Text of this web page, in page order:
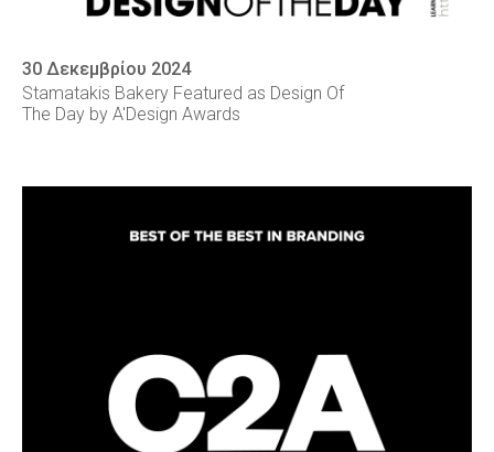
30 Δεκεμβρίου 2024
Stamatakis Bakery Featured as Design Of
The Day by A'Design Awards